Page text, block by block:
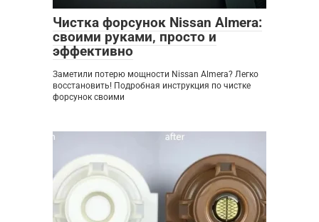
Чистка форсунок Nissan Almera:
своими руками‚ просто и
эффективно
Заметили потерю мощности Nissan Almera? Легко
восстановить! Подробная инструкция по чистке
форсунок своими